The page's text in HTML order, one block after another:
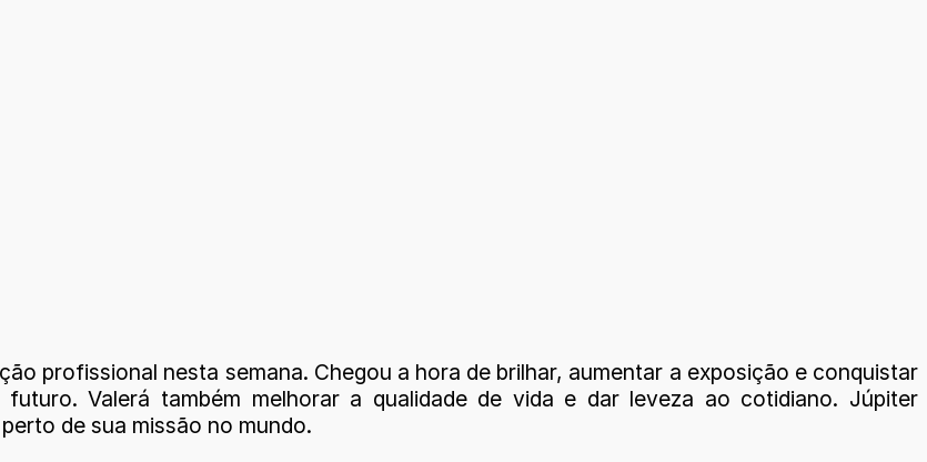
profissional nesta semana. Chegou a hora de brilhar, aumentar a exposição e conquistar
Valerá também melhorar a qualidade de vida e dar leveza ao cotidiano. Júpiter
de sua missão no mundo.